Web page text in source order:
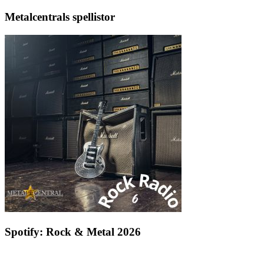
Metalcentrals spellistor
Spotify: Rock & Metal 2026